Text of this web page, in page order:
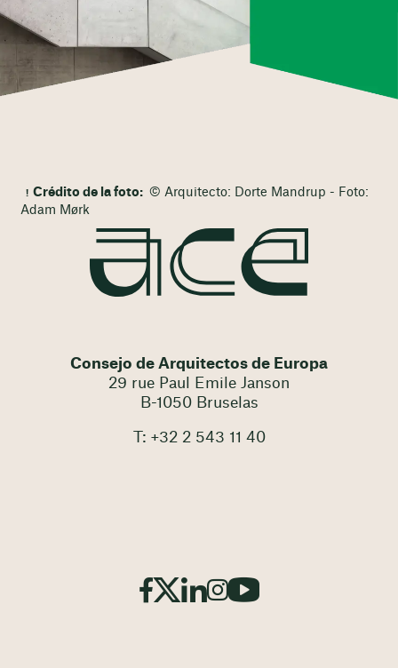
Crédito de la foto: © Arquitecto: Dorte Mandrup - Foto:
Adam Mørk
Consejo de Arquitectos de Europa
29 rue Paul Emile Janson
B-1050 Bruselas
T: +32 2 543 11 40